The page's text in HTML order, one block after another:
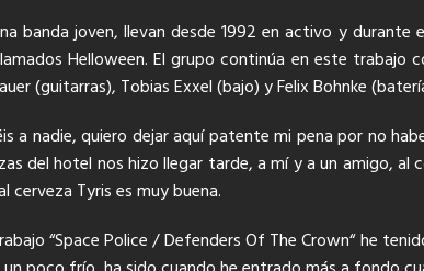
banda joven, llevan desde 1992 en activo y
Helloween. El grupo continúa en este
(guitarras), Tobias Exxel (bajo) y Felix Bohnke
a nadie, quiero dejar aquí patente mi pena por no
del hotel nos hizo llegar tarde, a mí y a un amigo, al
cerveza Tyris es muy buena.
“Space Police / Defenders Of The Crown“ he